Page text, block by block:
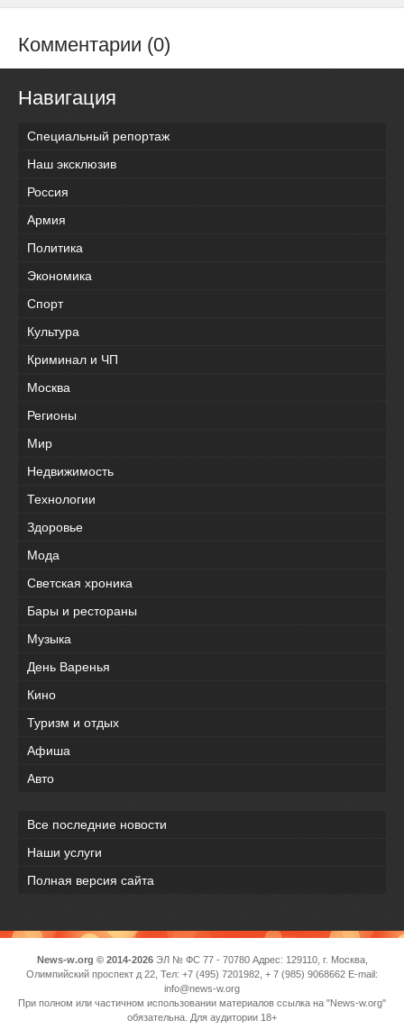
Комментарии (0)
Навигация
Специальный репортаж
Наш эксклюзив
Россия
Армия
Политика
Экономика
Спорт
Культура
Криминал и ЧП
Москва
Регионы
Мир
Недвижимость
Технологии
Здоровье
Мода
Светская хроника
Бары и рестораны
Музыка
День Варенья
Кино
Туризм и отдых
Афиша
Авто
Все последние новости
Наши услуги
Полная версия сайта
News-w.org © 2014-2026ЭЛ № ФС 77 - 70780 Адрес: 129110, г. Москва,
Олимпийский проспект д 22, Тел: +7 (495) 7201982, + 7 (985) 9068662 E-mail:
info@news-w.org
При полном или частичном использовании материалов ссылка на "News-w.org"
обязательна. Для аудитории 18+